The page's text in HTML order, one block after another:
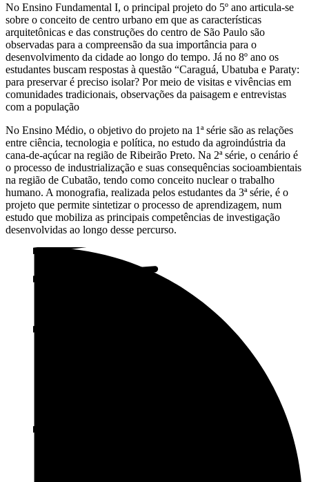
No Ensino Fundamental I, o principal projeto do 5º ano articula-se
sobre o conceito de centro urbano em que as características
arquitetônicas e das construções do centro de São Paulo são
observadas para a compreensão da sua importância para o
desenvolvimento da cidade ao longo do tempo. Já no 8º ano os
estudantes buscam respostas à questão “Caraguá, Ubatuba e Paraty:
para preservar é preciso isolar? Por meio de visitas e vivências em
comunidades tradicionais, observações da paisagem e entrevistas
com a população
No Ensino Médio, o objetivo do projeto na 1ª série são as relações
entre ciência, tecnologia e política, no estudo da agroindústria da
cana-de-açúcar na região de Ribeirão Preto. Na 2ª série, o cenário é
o processo de industrialização e suas consequências socioambientais
na região de Cubatão, tendo como conceito nuclear o trabalho
humano. A monografia, realizada pelos estudantes da 3ª série, é o
projeto que permite sintetizar o processo de aprendizagem, num
estudo que mobiliza as principais competências de investigação
desenvolvidas ao longo desse percurso.